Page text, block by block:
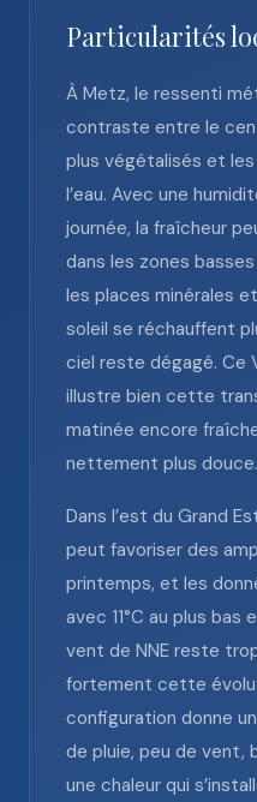
Particularités
À Metz, le ressenti
contraste entre le
plus végétalisés et
l’eau. Avec une
journée, la fraîcheur
dans les zones
les places minérales
soleil se réchauffent
ciel reste dégagé. Ce
illustre bien cette
matinée encore
nettement plus douce.
Dans l’est du Grand
peut favoriser des
printemps, et les
avec 11°C au plus bas
vent de NNE reste
fortement cette
configuration donne
de pluie, peu de vent,
une chaleur qui